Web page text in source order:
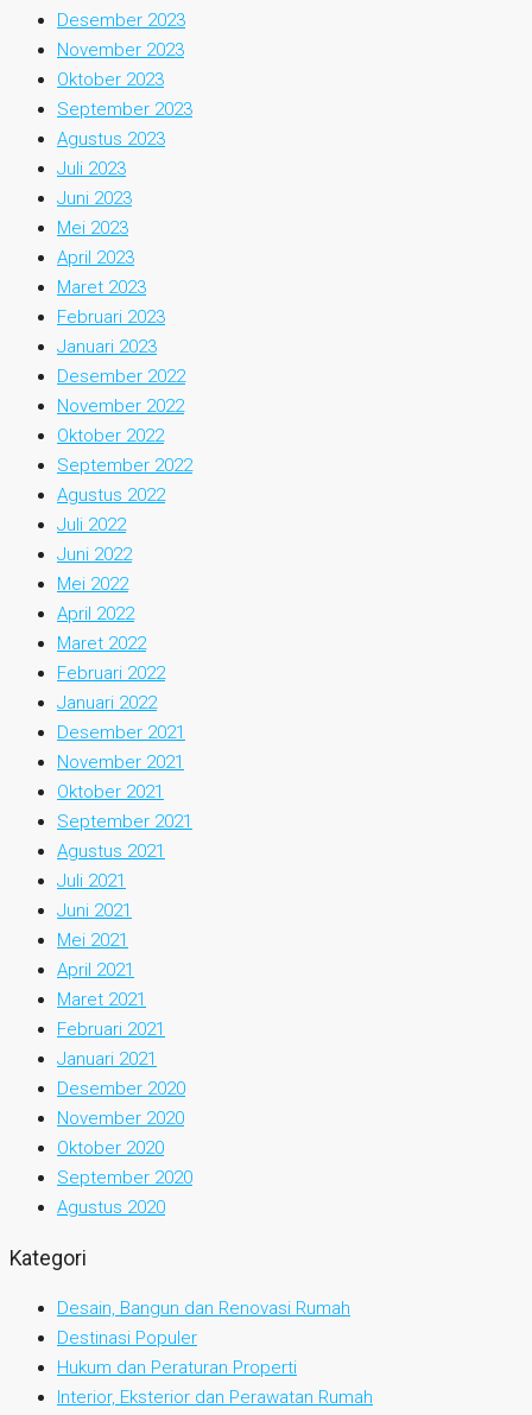
Desember 2023
November 2023
Oktober 2023
September 2023
Agustus 2023
Juli 2023
Juni 2023
Mei 2023
April 2023
Maret 2023
Februari 2023
Januari 2023
Desember 2022
November 2022
Oktober 2022
September 2022
Agustus 2022
Juli 2022
Juni 2022
Mei 2022
April 2022
Maret 2022
Februari 2022
Januari 2022
Desember 2021
November 2021
Oktober 2021
September 2021
Agustus 2021
Juli 2021
Juni 2021
Mei 2021
April 2021
Maret 2021
Februari 2021
Januari 2021
Desember 2020
November 2020
Oktober 2020
September 2020
Agustus 2020
Kategori
Desain, Bangun dan Renovasi Rumah
Destinasi Populer
Hukum dan Peraturan Properti
Interior, Eksterior dan Perawatan Rumah